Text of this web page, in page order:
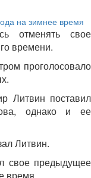
отменять свое
времени.
проголосовало
Литвин поставил
однако и ее
Литвин.
свое предыдущее
время.